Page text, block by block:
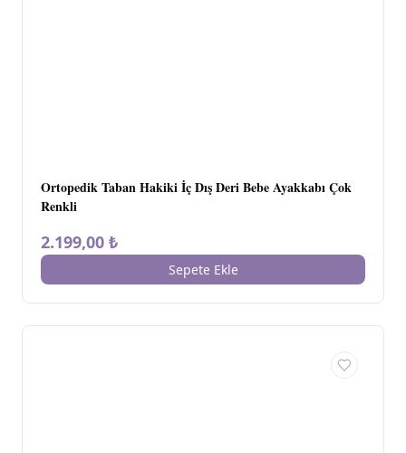
Ortopedik Taban Hakiki İç Dış Deri Bebe Ayakkabı Çok
Renkli
2.199,00 ₺
Sepete Ekle